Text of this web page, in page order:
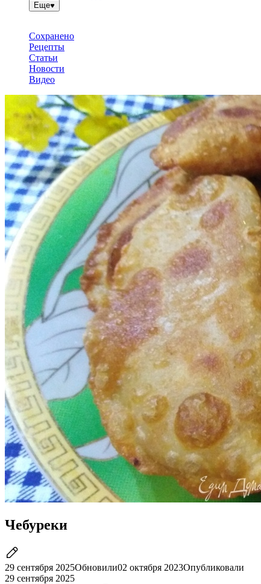
Еще
Сохранено
Рецепты
Статьи
Новости
Видео
Чебуреки
29 сентября 2025Обновили02 октября 2023Опубликовали
29 сентября 2025